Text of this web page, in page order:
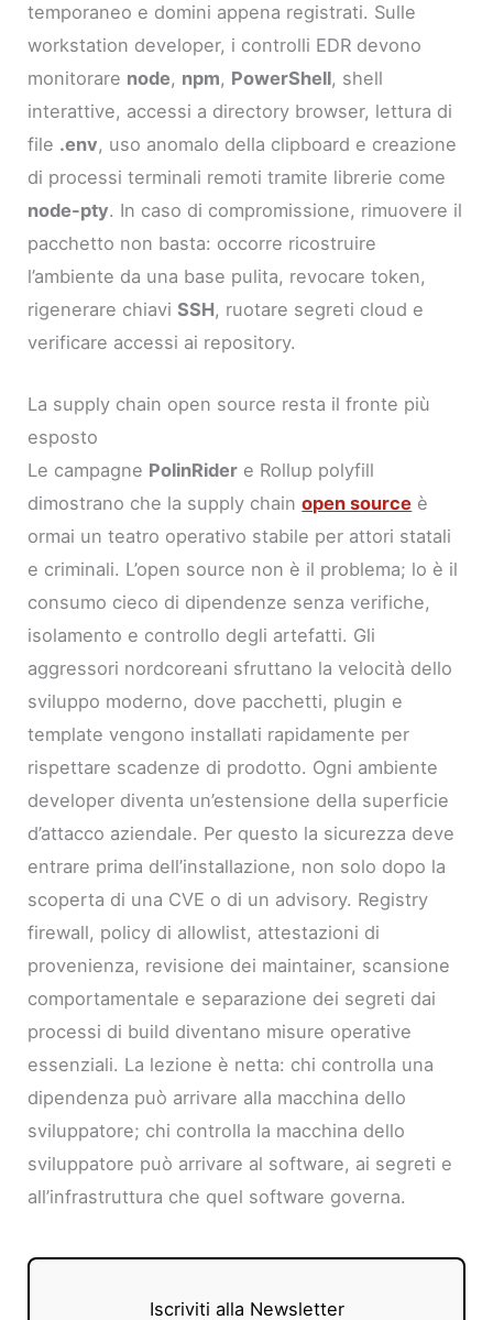
temporaneo e domini appena registrati. Sulle
workstation developer, i controlli EDR devono
monitorare node, npm, PowerShell, shell
interattive, accessi a directory browser, lettura di
file .env, uso anomalo della clipboard e creazione
di processi terminali remoti tramite librerie come
node-pty. In caso di compromissione, rimuovere il
pacchetto non basta: occorre ricostruire
l’ambiente da una base pulita, revocare token,
rigenerare chiaviSSH, ruotare segreti cloud e
verificare accessi ai repository.
La supply chain open source resta il fronte più
esposto
Le campagne PolinRider e Rollup polyfill
dimostrano che la supply chainopen source è
ormai un teatro operativo stabile per attori statali
e criminali. L’open source non è il problema; lo è il
consumo cieco di dipendenze senza verifiche,
isolamento e controllo degli artefatti. Gli
aggressori nordcoreani sfruttano la velocità dello
sviluppo moderno, dove pacchetti, plugin e
template vengono installati rapidamente per
rispettare scadenze di prodotto. Ogni ambiente
developer diventa un’estensione della superficie
d’attacco aziendale. Per questo la sicurezza deve
entrare prima dell’installazione, non solo dopo la
scoperta di una CVE o di un advisory. Registry
firewall, policy di allowlist, attestazioni di
provenienza, revisione dei maintainer, scansione
comportamentale e separazione dei segreti dai
processi di build diventano misure operative
essenziali. La lezione è netta: chi controlla una
dipendenza può arrivare alla macchina dello
sviluppatore; chi controlla la macchina dello
sviluppatore può arrivare al software, ai segreti e
all’infrastruttura che quel software governa.
Iscriviti alla Newsletter